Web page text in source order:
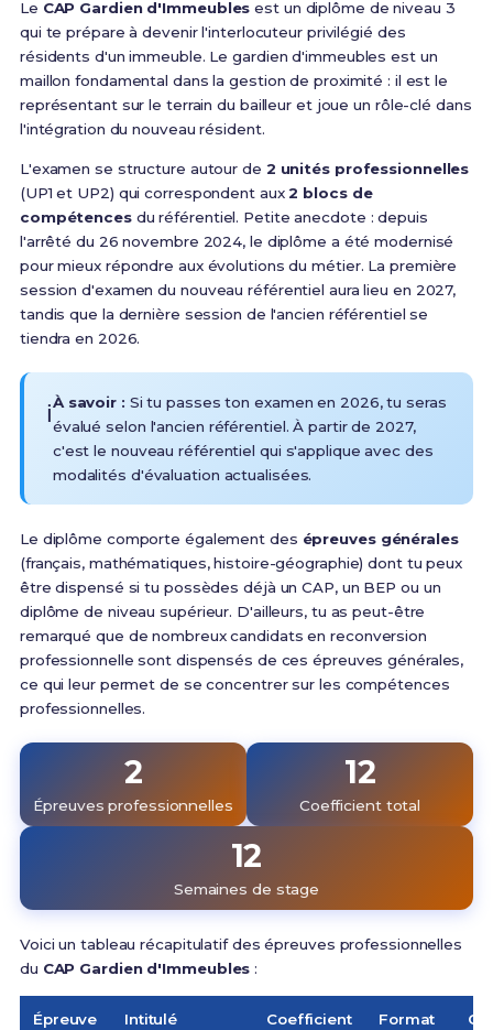
Le CAP Gardien d'Immeubles est un diplôme de niveau 3
qui te prépare à devenir l'interlocuteur privilégié des
résidents d'un immeuble. Le gardien d'immeubles est un
maillon fondamental dans la gestion de proximité : il est le
représentant sur le terrain du bailleur et joue un rôle-clé dans
l'intégration du nouveau résident.
L'examen se structure autour de 2 unités professionnelles
(UP1 et UP2) qui correspondent aux2 blocs de
compétencesdu référentiel. Petite anecdote : depuis
l'arrêté du 26 novembre 2024, le diplôme a été modernisé
pour mieux répondre aux évolutions du métier. La première
session d'examen du nouveau référentiel aura lieu en 2027,
tandis que la dernière session de l'ancien référentiel se
tiendra en 2026.
ℹ️À savoir : Si tu passes ton examen en 2026, tu seras
évalué selon l'ancien référentiel. À partir de 2027,
c'est le nouveau référentiel qui s'applique avec des
modalités d'évaluation actualisées.
Le diplôme comporte également des épreuves générales
(français, mathématiques, histoire-géographie) dont tu peux
être dispensé si tu possèdes déjà un CAP, un BEP ou un
diplôme de niveau supérieur. D'ailleurs, tu as peut-être
remarqué que de nombreux candidats en reconversion
professionnelle sont dispensés de ces épreuves générales,
ce qui leur permet de se concentrer sur les compétences
professionnelles.
2
Épreuves professionnelles
12
Coefficient total
12
Semaines de stage
Voici un tableau récapitulatif des épreuves professionnelles
du CAP Gardien d'Immeubles :
Épreuve Intitulé Coefficient Format